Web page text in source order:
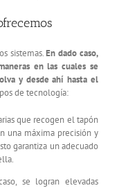
sistemas.En dado caso,
en las cuales se
y desde ahí hasta el
de tecnología:
que recogen el tapón
una máxima precisión y
garantiza un adecuado
se logran elevadas